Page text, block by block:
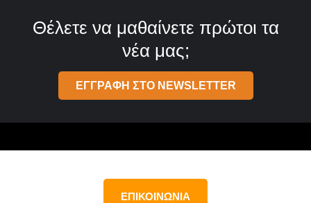
Θέλετε να μαθαίνετε πρώτοι τα
νέα μας;
ΕΓΓΡΑΦΗ ΣΤΟ NEWSLETTER
ΕΠΙΚΟΙΝΩΝΙΑ